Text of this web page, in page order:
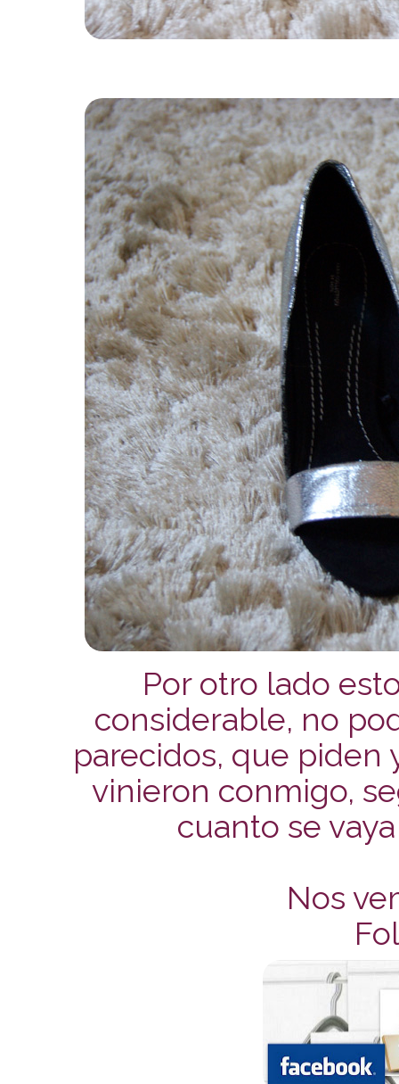
Por otro lado
considerable, no
parecidos, que piden
vinieron conmigo,
cuanto se
Nos